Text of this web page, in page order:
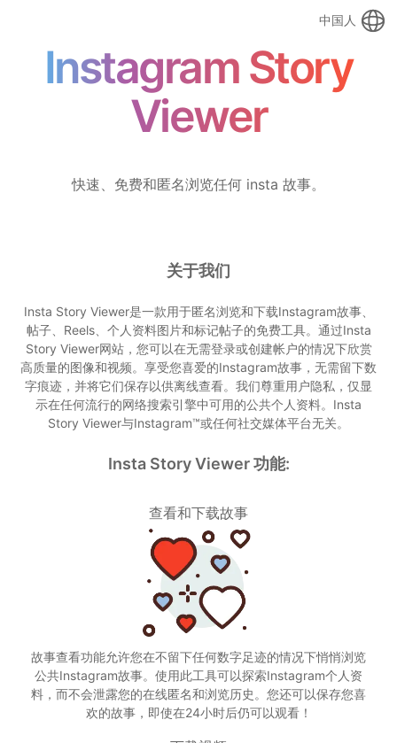
中国人
Instagram Story
Viewer
快速、免费和匿名浏览任何 insta 故事。
关于我们
Insta Story Viewer是一款用于匿名浏览和下载Instagram故事、
帖子、Reels、个人资料图片和标记帖子的免费工具。通过Insta
Story Viewer网站，您可以在无需登录或创建帐户的情况下欣赏
高质量的图像和视频。享受您喜爱的Instagram故事，无需留下数
字痕迹，并将它们保存以供离线查看。我们尊重用户隐私，仅显
示在任何流行的网络搜索引擎中可用的公共个人资料。Insta
Story Viewer与Instagram™或任何社交媒体平台无关。
Insta Story Viewer 功能:
查看和下载故事
故事查看功能允许您在不留下任何数字足迹的情况下悄悄浏览
公共Instagram故事。使用此工具可以探索Instagram个人资
料，而不会泄露您的在线匿名和浏览历史。您还可以保存您喜
欢的故事，即使在24小时后仍可以观看！